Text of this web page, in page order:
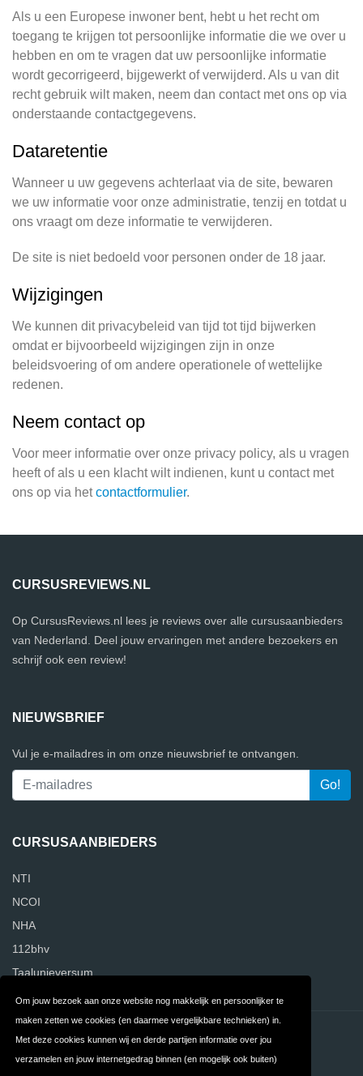
Om jouw bezoek aan onze website nog makkelijk en persoonlijker te
maken zetten we cookies (en daarmee vergelijkbare technieken) in.
Met deze cookies kunnen wij en derde partijen informatie over jou
verzamelen en jouw internetgedrag binnen (en mogelijk ook buiten)
Als u een Europese inwoner bent, hebt u het recht om
toegang te krijgen tot persoonlijke informatie die we over u
hebben en om te vragen dat uw persoonlijke informatie
wordt gecorrigeerd, bijgewerkt of verwijderd. Als u van dit
recht gebruik wilt maken, neem dan contact met ons op via
onderstaande contactgegevens.
Dataretentie
Wanneer u uw gegevens achterlaat via de site, bewaren
we uw informatie voor onze administratie, tenzij en totdat u
ons vraagt om deze informatie te verwijderen.
De site is niet bedoeld voor personen onder de 18 jaar.
Wijzigingen
We kunnen dit privacybeleid van tijd tot tijd bijwerken
omdat er bijvoorbeeld wijzigingen zijn in onze
beleidsvoering of om andere operationele of wettelijke
redenen.
Neem contact op
Voor meer informatie over onze privacy policy, als u vragen
heeft of als u een klacht wilt indienen, kunt u contact met
ons op via hetcontactformulier.
CURSUSREVIEWS.NL
Op CursusReviews.nl lees je reviews over alle cursusaanbieders
van Nederland. Deel jouw ervaringen met andere bezoekers en
schrijf ook een review!
NIEUWSBRIEF
Vul je e-mailadres in om onze nieuwsbrief te ontvangen.
CURSUSAANBIEDERS
NTI
NCOI
NHA
112bhv
Taalunieversum
Contact Privacy
Algemene FAQ